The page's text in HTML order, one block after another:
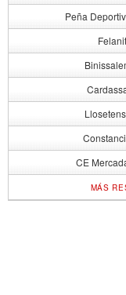
Peña
CE
MÁS